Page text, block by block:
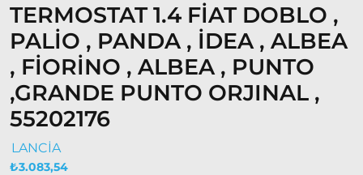
ve Üstü
Doğan
– Şahin –
Fiat
Ducato
Ducato
TERMOSTAT 1.4 FİAT DOBLO ,
PALİO , PANDA , İDEA , ALBEA
, FİORİNO , ALBEA , PUNTO
,GRANDE PUNTO ORJINAL ,
55202176
LANCİA
₺3.083,54